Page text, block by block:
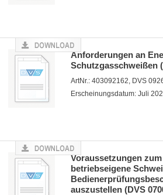
Anforderungen an
Schutzgasschweißen
ArtNr.: 403092162, DVS
Erscheinungsdatum: Juli
Voraussetzungen
betriebseigene
auszustellen (DVS